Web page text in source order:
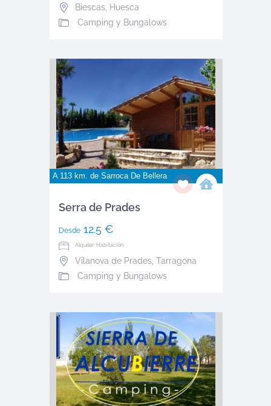
Biescas, Huesca
Camping y Bungalows
A 113 km. de Sarroca De Bellera
Serra de Prades
Desde12.5 €
Alquiler: Habitación
Vilanova de Prades, Tarragona
Camping y Bungalows